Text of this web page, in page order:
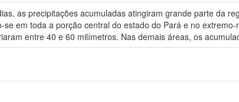
as precipitações acumuladas atingiram grande parte da
em toda a porção central do estado do Pará e no
entre 40 e 60 milímetros. Nas demais áreas, os